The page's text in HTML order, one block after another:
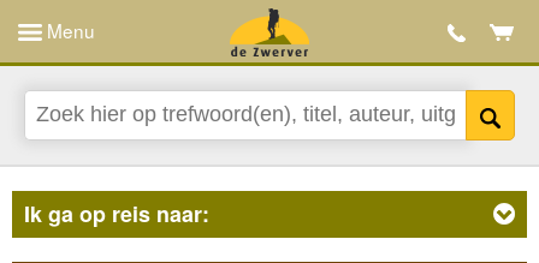
Menu
Ik ga op reis naar: